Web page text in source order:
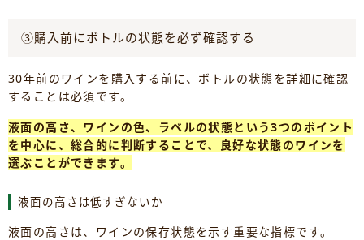
③購入前にボトルの状態を必ず確認する
30年前のワインを購入する前に、ボトルの状態を詳細に確認
することは必須です。
液面の高さ、ワインの色、ラベルの状態という3つのポイント
を中心に、総合的に判断することで、良好な状態のワインを
選ぶことができます。
液面の高さは低すぎないか
液面の高さは、ワインの保存状態を示す重要な指標です。